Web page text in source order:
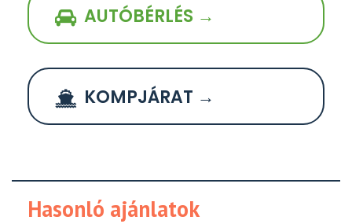
AUTÓBÉRLÉS →
KOMPJÁRAT →
Hasonló ajánlatok